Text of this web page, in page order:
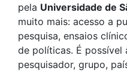
pela Universidade de
muito mais: acesso a
pesquisa, ensaios
de políticas. É possível
pesquisador, grupo,